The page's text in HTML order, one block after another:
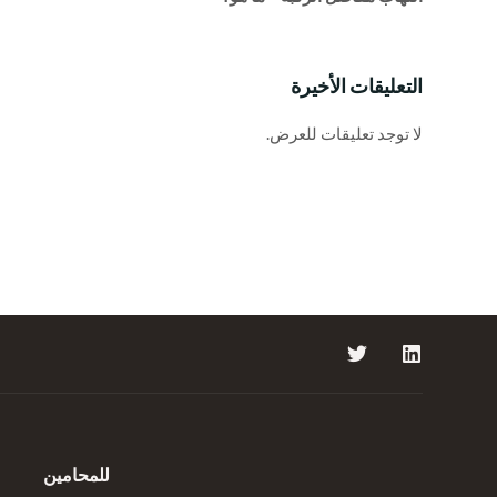
التعليقات الأخيرة
لا توجد تعليقات للعرض.
للمحامين